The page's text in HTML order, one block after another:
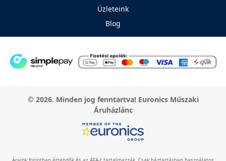
Üzleteink
Blog
© 2026. Minden jog fenntartva! Euronics Műszaki
Áruházlánc